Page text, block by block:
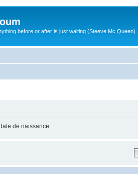
before or after is just waiting (Steeve Mc Queen)
de naissance.